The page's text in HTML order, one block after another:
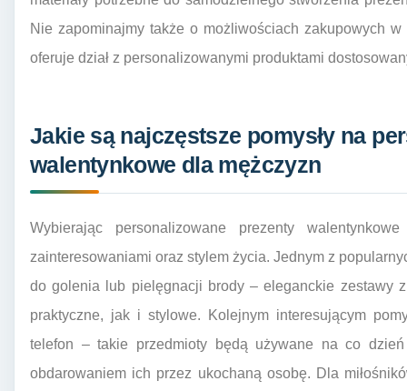
Nie zapominajmy także o możliwościach zakupowych
oferuje dział z personalizowanymi produktami
Jakie są najczęstsze pomysły na
walentynkowe dla mężczyzn
Wybierając personalizowane prezenty
zainteresowaniami oraz stylem życia. Jednym z
do golenia lub pielęgnacji brody – eleganckie zestawy
praktyczne, jak i stylowe. Kolejnym interesującym
telefon – takie przedmioty będą używane na co
obdarowaniem ich przez ukochaną osobę. Dla